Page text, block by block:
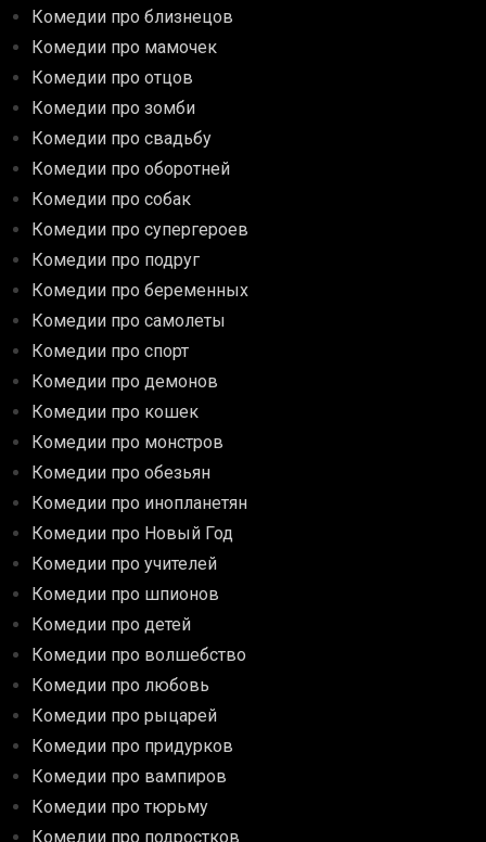
Комедии про близнецов
Комедии про мамочек
Комедии про отцов
Комедии про зомби
Комедии про свадьбу
Комедии про оборотней
Комедии про собак
Комедии про супергероев
Комедии про подруг
Комедии про беременных
Комедии про самолеты
Комедии про спорт
Комедии про демонов
Комедии про кошек
Комедии про монстров
Комедии про обезьян
Комедии про инопланетян
Комедии про Новый Год
Комедии про учителей
Комедии про шпионов
Комедии про детей
Комедии про волшебство
Комедии про любовь
Комедии про рыцарей
Комедии про придурков
Комедии про вампиров
Комедии про тюрьму
Комедии про подростков